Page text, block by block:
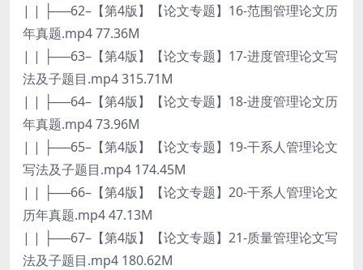
| | ├──62–【第4版】【论文专题】16-范围管理论文历
年真题.mp4 77.36M
| | ├──63–【第4版】【论文专题】17-进度管理论文写
法及子题目.mp4 315.71M
| | ├──64–【第4版】【论文专题】18-进度管理论文历
年真题.mp4 73.96M
| | ├──65–【第4版】【论文专题】19-干系人管理论文
写法及子题目.mp4 174.45M
| | ├──66–【第4版】【论文专题】20-干系人管理论文
历年真题.mp4 47.13M
| | ├──67–【第4版】【论文专题】21-质量管理论文写
法及子题目.mp4 180.62M